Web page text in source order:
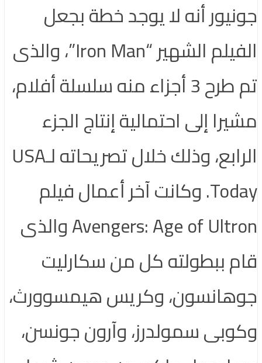
جونيور أنه لا يوجد خطة بجعل
الفيلم الشهير “Iron Man”، والذى
تم طرح 3 أجزاء منه سلسلة أفلام،
مشيرا إلى احتمالية إنتاج الجزء
الرابع، وذلك خلال تصريحاته لـUSA
Today. وكانت آخر أعمال فيلم
Avengers: Age of Ultron والذى
قام ببطولته كل من سكارليت
جوهانسون، وكريس هيمسوورث،
وكوبى سمولدرز، وآرون جونسن،